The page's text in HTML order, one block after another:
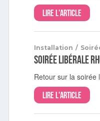
Lire l'article
Installation /
Soirée libérale
Retour sur la soirée
Lire l'article